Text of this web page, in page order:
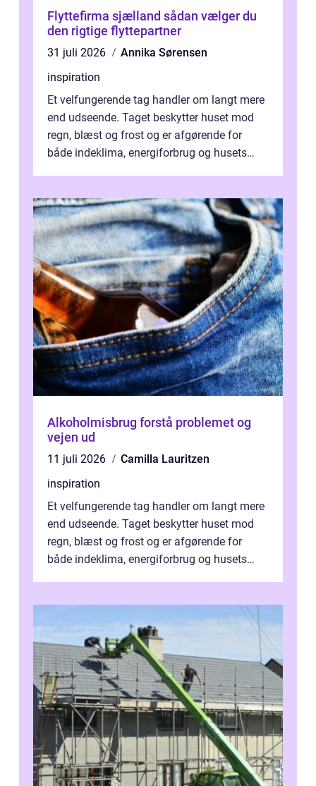
Flyttefirma sjælland sådan vælger du
den rigtige flyttepartner
31 juli 2026
Annika Sørensen
inspiration
Et velfungerende tag handler om langt mere
end udseende. Taget beskytter huset mod
regn, blæst og frost og er afgørende for
både indeklima, energiforbrug og husets
Alkoholmisbrug forstå problemet og
vejen ud
11 juli 2026
Camilla Lauritzen
inspiration
Et velfungerende tag handler om langt mere
end udseende. Taget beskytter huset mod
regn, blæst og frost og er afgørende for
både indeklima, energiforbrug og husets